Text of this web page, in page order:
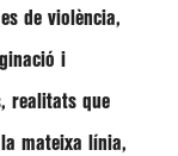
de violència,
i
realitats que
mateixa línia,